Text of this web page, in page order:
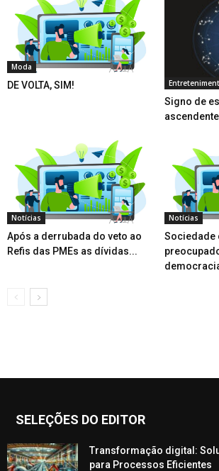
Moda
DE VOLTA, SIM!
Signo de
Notícias
Após a derrubada do veto ao
Refis das PMEs as dívidas...
Notícias
Sociedade
SELEÇÕES DO EDITOR
Transformação digital:
para Processos Eficientes